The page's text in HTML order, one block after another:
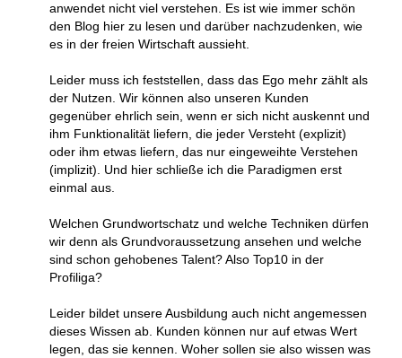
anwendet nicht viel verstehen. Es ist wie immer schön
den Blog hier zu lesen und darüber nachzudenken, wie
es in der freien Wirtschaft aussieht.
Leider muss ich feststellen, dass das Ego mehr zählt als
der Nutzen. Wir können also unseren Kunden
gegenüber ehrlich sein, wenn er sich nicht auskennt und
ihm Funktionalität liefern, die jeder Versteht (explizit)
oder ihm etwas liefern, das nur eingeweihte Verstehen
(implizit). Und hier schließe ich die Paradigmen erst
einmal aus.
Welchen Grundwortschatz und welche Techniken dürfen
wir denn als Grundvoraussetzung ansehen und welche
sind schon gehobenes Talent? Also Top10 in der
Profiliga?
Leider bildet unsere Ausbildung auch nicht angemessen
dieses Wissen ab. Kunden können nur auf etwas Wert
legen, das sie kennen. Woher sollen sie also wissen was